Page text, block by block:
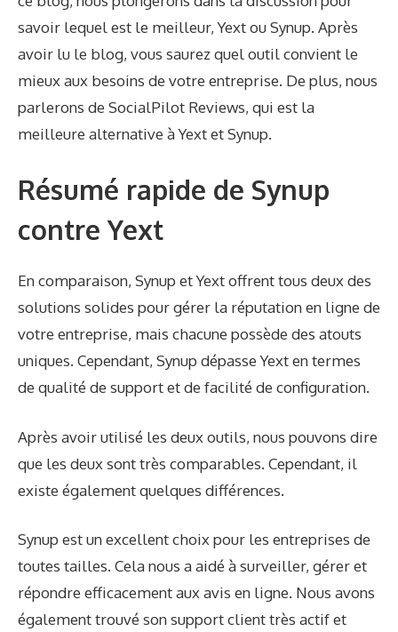
savoir lequel est le meilleur, Yext ou Synup. Après
avoir lu le blog, vous saurez quel outil convient le
mieux aux besoins de votre entreprise. De plus, nous
parlerons de SocialPilot Reviews, qui est la
meilleure alternative à Yext et Synup.
Résumé rapide de Synup
contre Yext
En comparaison, Synup et Yext offrent tous deux des
solutions solides pour gérer la réputation en ligne de
votre entreprise, mais chacune possède des atouts
uniques. Cependant, Synup dépasse Yext en termes
de qualité de support et de facilité de configuration.
Après avoir utilisé les deux outils, nous pouvons dire
que les deux sont très comparables. Cependant, il
existe également quelques différences.
Synup est un excellent choix pour les entreprises de
toutes tailles. Cela nous a aidé à surveiller, gérer et
répondre efficacement aux avis en ligne. Nous avons
également trouvé son support client très actif et